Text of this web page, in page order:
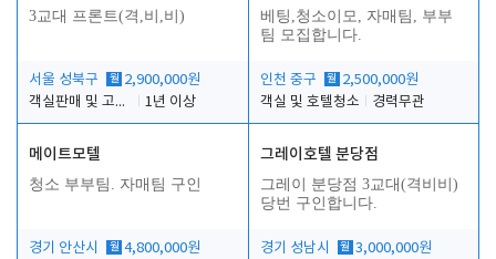
3교대 프론트(격,비,비)
서울 성북구 월 2,900,000원
객실판매 및 고객응대
1년 이상
베팅,청소이모, 자매팀, 부부
팀 모집합니다.
인천 중구 월 2,500,000원
객실 및 호텔청소
경력무관
메이트모텔
청소 부부팀. 자매팀 구인
경기 안산시 월 4,800,000원
그레이호텔 분당점
그레이 분당점 3교대(격비비)
당번 구인합니다.
경기 성남시 월 3,000,000원